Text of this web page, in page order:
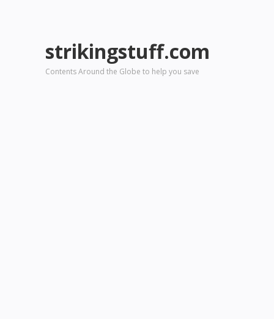
strikingstuff.com
Contents Around the Globe to help you save